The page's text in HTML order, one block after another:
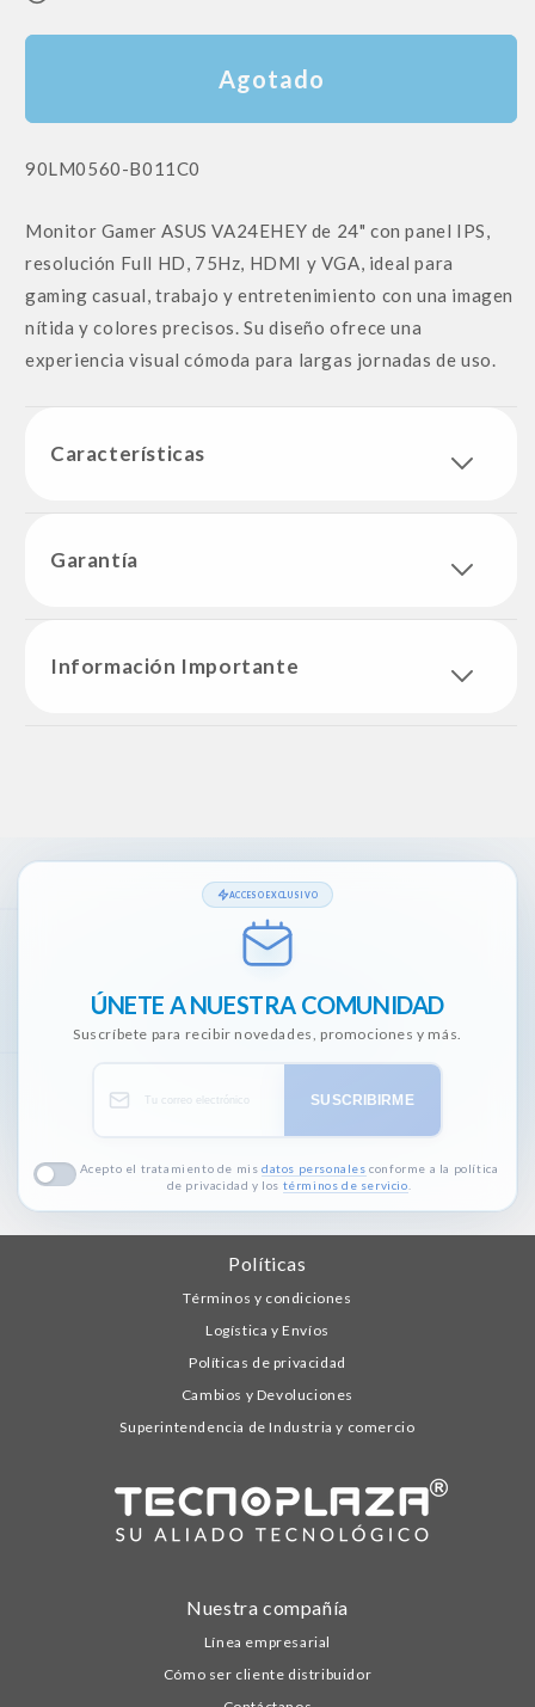
Agotado
SKU:
90LM0560-B011C0
Monitor Gamer ASUS VA24EHEY de 24" con panel IPS,
resolución Full HD, 75Hz, HDMI y VGA, ideal para
gaming casual, trabajo y entretenimiento con una imagen
nítida y colores precisos. Su diseño ofrece una
experiencia visual cómoda para largas jornadas de uso.
Características
Garantía
Información Importante
ACCESO EXCLUSIVO
ÚNETE A NUESTRA COMUNIDAD
Suscríbete para recibir novedades, promociones y más.
SUSCRIBIRME
Acepto el tratamiento de mis datos personales conforme a la política
de privacidad y los términos de servicio
Políticas
Términos y condiciones
Logística y Envíos
Políticas de privacidad
Cambios y Devoluciones
Superintendencia de Industria y comercio
Nuestra compañía
Línea empresarial
Cómo ser cliente distribuidor